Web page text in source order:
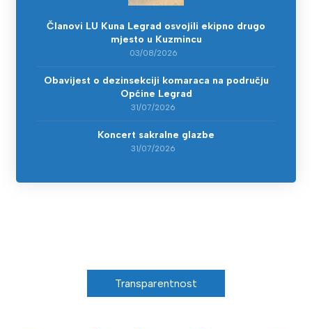
Članovi LU Kuna Legrad osvojili ekipno drugo
mjesto u Kuzmincu
03/08/2026
Obavijest o dezinsekciji komaraca na području
Općine Legrad
31/07/2026
Koncert sakralne glazbe
31/07/2026
Transparentnost